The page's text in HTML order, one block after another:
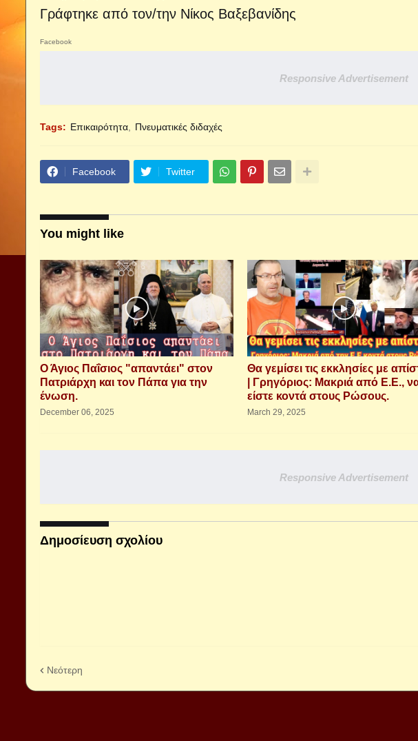
Γράφτηκε από τον/την Νίκος Βαξεβανίδης
Facebook
Responsive Advertisement
Tags: Επικαιρότητα Πνευματικές διδαχές
Facebook Twitter
You might like
Ο Άγιος Παΐσιος "απαντάει" στον
Πατριάρχη και τον Πάπα για την
ένωση.
December 06, 2025
Θα γεμίσει τις εκκλησίες με
| Γρηγόριος: Μακριά από Ε.Ε.,
είστε κοντά στους Ρώσους.
March 29, 2025
Responsive Advertisement
Δημοσίευση σχολίου
Νεότερη